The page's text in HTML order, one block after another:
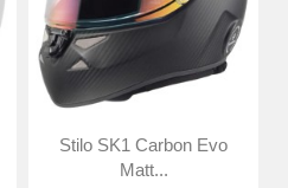
Stilo SK1 Carbon Evo
Matt...